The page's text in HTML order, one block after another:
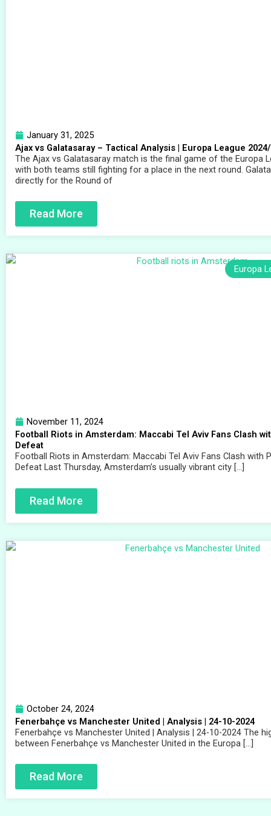
January 31, 2025
Ajax vs Galatasaray – Tactical Analysis | Europa League
The Ajax vs Galatasaray match is the final game of the Europa
with both teams still fighting for a place in the next round.
directly for the Round of
Read More
Europa
November 11, 2024
Football Riots in Amsterdam: Maccabi Tel Aviv Fans Clash
Defeat
Football Riots in Amsterdam: Maccabi Tel Aviv Fans Clash with
Defeat Last Thursday, Amsterdam’s usually vibrant city […]
Read More
October 24, 2024
Fenerbahçe vs Manchester United | Analysis | 24-10-2024
Fenerbahçe vs Manchester United | Analysis | 24-10-2024 The
between Fenerbahçe vs Manchester United in the Europa […]
Read More